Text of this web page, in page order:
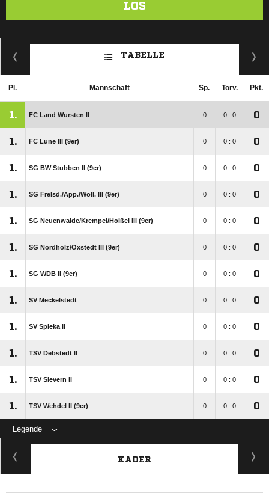
LOS
TABELLE
Pl. Mannschaft Sp. Torv. Pkt.
1. FC Land Wursten II 0 0 : 0 0
1. FC Lune III (9er) 0 0 : 0 0
1. SG BW Stubben II (9er) 0 0 : 0 0
1. SG Frelsd./​App./​Woll. III (9er) 0 0 : 0 0
1. SG Neuenwalde/​Krempel/​Holßel III (9er) 0 0 : 0 0
1. SG Nordholz/​Oxstedt III (9er) 0 0 : 0 0
1. SG WDB II (9er) 0 0 : 0 0
1. SV Meckelstedt 0 0 : 0 0
1. SV Spieka II 0 0 : 0 0
1. TSV Debstedt II 0 0 : 0 0
1. TSV Sievern II 0 0 : 0 0
1. TSV Wehdel II (9er) 0 0 : 0 0
Legende
KADER